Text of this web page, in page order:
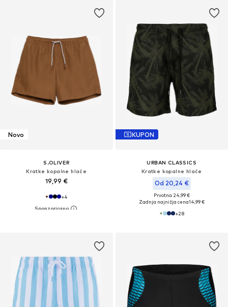
Novo
S.OLIVER
Kratke kopalne hlače
19,99 €
+4
KUPON
URBAN CLASSICS
Kratke kopalne hlače
Od 20,24 €
Prvotno: 24,99 €
Zadnja najnižja cena14,99 €
+28